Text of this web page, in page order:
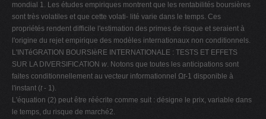
mondial 1. Les études empiriques montrent que les rentabilités boursières
sont très volatiles et que cette volati- lité varie dans le temps. Ces
propriétés rendent difficile l'estimation des primes de risque et seraient à
l'origine du rejet empirique des modèles internationaux non conditionnels.
L'INTéGRATION BOURSIèRE INTERNATIONALE : TESTS ET EFFETS
SUR LA DIVERSIFICATION w. Notons que toutes les anticipations sont
faites conditionnellement au vecteur informationnel Ωt-1 disponible à
l'instant (t- 1).
L'équation (2) peut être réécrite comme suit : désigne le prix, variable dans
le temps, du risque de marché2.